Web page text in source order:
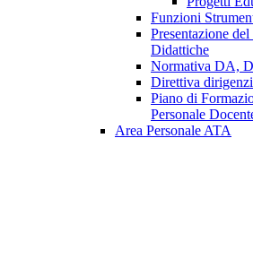
Funzioni
Presentazione
Didattiche
Normativa DA,
Direttiva
Piano di
Personale
Area Personale ATA